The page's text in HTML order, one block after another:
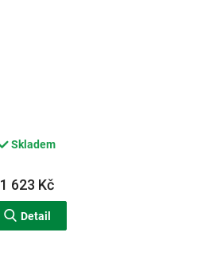
Skladem
1 623 Kč
Detail